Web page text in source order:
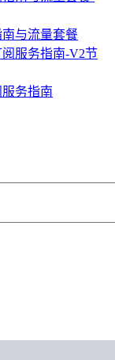
与流量套餐
务指南